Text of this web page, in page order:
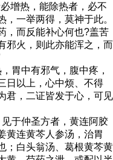
增热，能除热者，必不
一举两得，莫神于此。
，而反能补心何也?盖苦
邪火，则此亦能浑之，而
胃中有邪气，腹中疼，
日以上，心中烦、不得
君，二证皆发于心，可见
于仲圣方者，黄连阿胶
黄连黄芩人参汤，治胃
；白头翁汤、葛根黄芩黄